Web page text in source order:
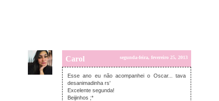
Carol segunda-feira, fevereiro 25, 2013
Esse ano eu não acompanhei o Oscar... tava
desanimadinha rs'
Excelente segunda!
Beijinhos ;*